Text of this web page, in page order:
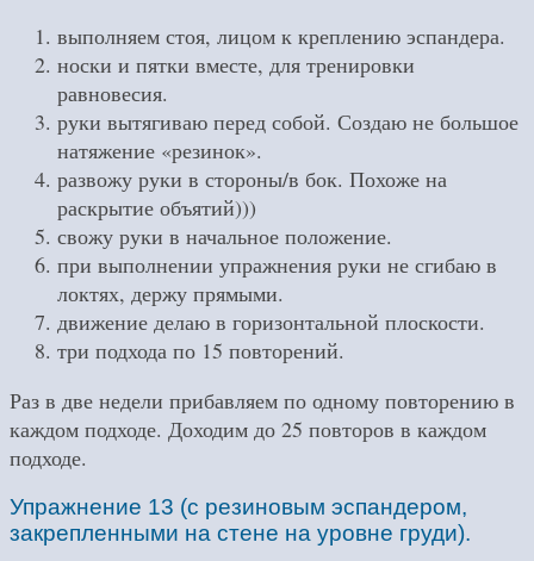
выполняем стоя, лицом к креплению эспандера.
носки и пятки вместе, для тренировки
равновесия.
руки вытягиваю перед собой. Создаю не большое
натяжение «резинок».
развожу руки в стороны/в бок. Похоже на
раскрытие объятий)))
свожу руки в начальное положение.
при выполнении упражнения руки не сгибаю в
локтях, держу прямыми.
движение делаю в горизонтальной плоскости.
три подхода по 15 повторений.
Раз в две недели прибавляем по одному повторению в
каждом подходе. Доходим до 25 повторов в каждом
подходе.
Упражнение 13 (с резиновым эспандером,
закрепленными на стене на уровне груди).